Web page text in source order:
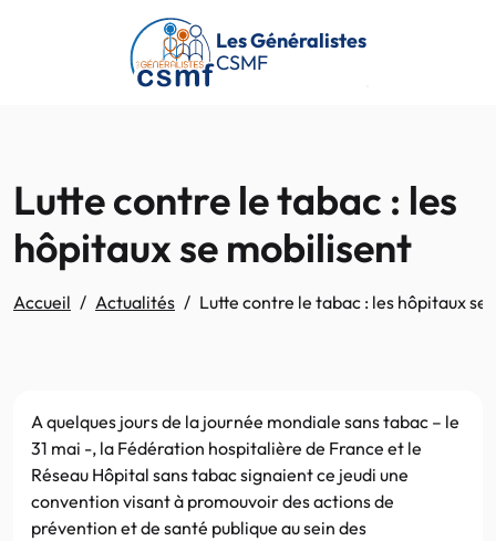
Passer au contenu principal
Les Généralistes
CSMF
Lutte contre le tabac : les
hôpitaux se mobilisent
Accueil Actualités Lutte contre le tabac : les hôpitaux se
A quelques jours de la journée mondiale sans tabac – le
31 mai -, la Fédération hospitalière de France et le
Réseau Hôpital sans tabac signaient ce jeudi une
convention visant à promouvoir des actions de
prévention et de santé publique au sein des